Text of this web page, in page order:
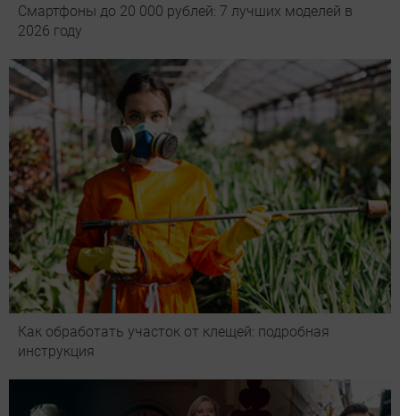
Смартфоны до 20 000 рублей: 7 лучших моделей в
2026 году
Как обработать участок от клещей: подробная
инструкция